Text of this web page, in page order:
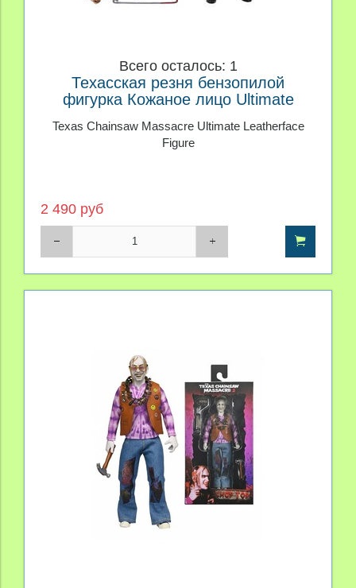
Всего осталось: 1
Техасская резня бензопилой
фигурка Кожаное лицо Ultimate
Texas Chainsaw Massacre Ultimate Leatherface
Figure
2 490 руб